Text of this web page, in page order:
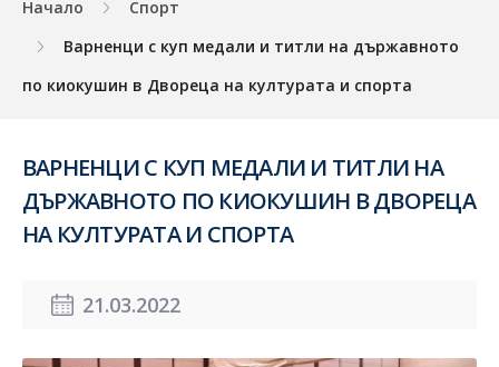
Начало
Спорт
Варненци с куп медали и титли на държавното
по киокушин в Двореца на културата и спорта
ВАРНЕНЦИ С КУП МЕДАЛИ И ТИТЛИ НА
ДЪРЖАВНОТО ПО КИОКУШИН В ДВОРЕЦА
НА КУЛТУРАТА И СПОРТА
21.03.2022